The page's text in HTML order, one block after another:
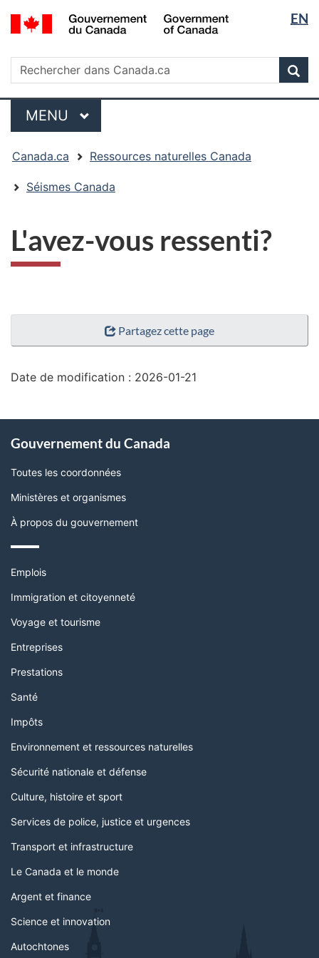
Passer
au
principal
Passer
à
sujet
du
gouvernement »
Passer
à
version
HTML
simplifiée
la
langue
EN
Rechercher
Rechercher
dans
Canada.ca
Menu
MENU PRINCIPAL
êtes
ici
Canada.ca Ressources naturelles Canada
Séismes Canada
L'avez-vous ressenti?
"Détails
page"
Partagez cette page
Date de modification : 2026-01-21
propos
de
ce
Gouvernement du Canada
Toutes les coordonnées
Ministères et organismes
À propos du gouvernement
Thèmes
sujets
Emplois
Immigration et citoyenneté
Voyage et tourisme
Entreprises
Prestations
Santé
Impôts
Environnement et ressources naturelles
Sécurité nationale et défense
Culture, histoire et sport
Services de police, justice et urgences
Transport et infrastructure
Le Canada et le monde
Argent et finance
Science et innovation
Autochtones